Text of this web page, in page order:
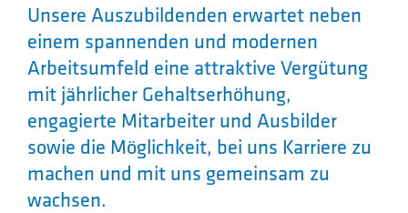
Unsere Auszubildenden erwartet neben
einem spannenden und modernen
Arbeitsumfeld eine attraktive Vergütung
mit jährlicher Gehaltserhöhung,
engagierte Mitarbeiter und Ausbilder
sowie die Möglichkeit, bei uns Karriere zu
machen und mit uns gemeinsam zu
wachsen.